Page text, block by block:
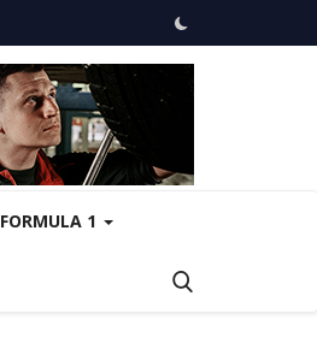
FORMULA 1